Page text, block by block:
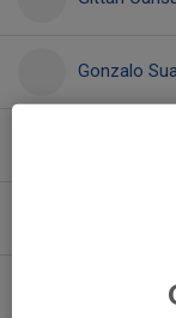
Gonzalo
Hans